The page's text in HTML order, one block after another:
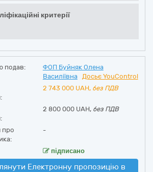
критерії
подав:
ФОП Буйняк Олена
Василіївна
Досьє YouControl
2 743 000 UAH, без ПДВ
2 800 000 UAH, без ПДВ
про
-
підписано
Електронну пропозицію в